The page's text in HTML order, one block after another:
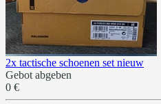
2x tactische schoenen set nieuw
Gebot abgeben
0 €